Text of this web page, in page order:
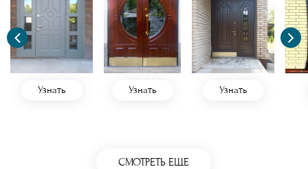
Узнать Узнать Узнать
СМОТРЕТЬ ЕЩЕ